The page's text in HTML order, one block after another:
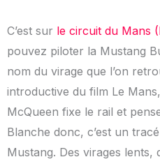
C’est sur le circuit du Mans
pouvez piloter la Mustang
nom du virage que l’on
introductive du film Le
McQueen fixe le rail et
Blanche donc, c’est un
Mustang. Des virages lents,